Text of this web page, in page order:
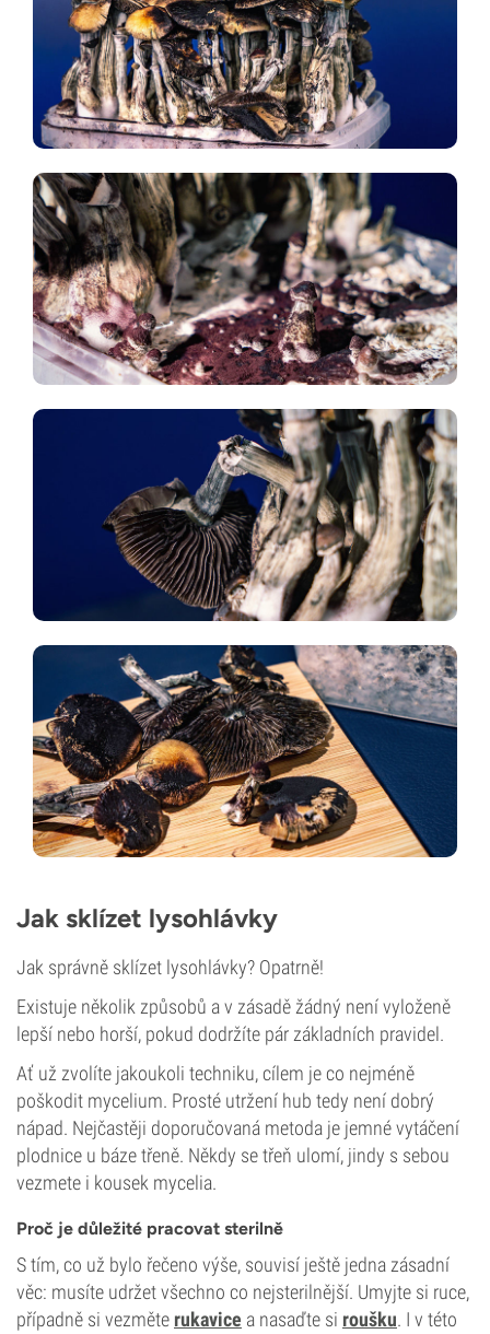
Jak sklízet lysohlávky
Jak správně sklízet lysohlávky? Opatrně!
Existuje několik způsobů a v zásadě žádný není vyloženě
lepší nebo horší, pokud dodržíte pár základních pravidel.
Ať už zvolíte jakoukoli techniku, cílem je co nejméně
poškodit mycelium. Prosté utržení hub tedy není dobrý
nápad. Nejčastěji doporučovaná metoda je jemné vytáčení
plodnice u báze třeně. Někdy se třeň ulomí, jindy s sebou
vezmete i kousek mycelia.
Proč je důležité pracovat sterilně
S tím, co už bylo řečeno výše, souvisí ještě jedna zásadní
věc: musíte udržet všechno co nejsterilnější. Umyjte si ruce,
případně si vezměte rukavice a nasaďte si roušku. I v této